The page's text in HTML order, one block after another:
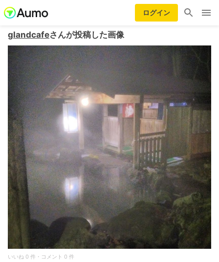
ログイン
glandcafeさんが投稿した画像
いいね 0 件・コメント 0 件